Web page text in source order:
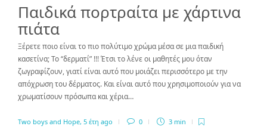
Παιδικά πορτραίτα με χάρτινα
πιάτα
Ξέρετε ποιο είναι το πιο πολύτιμο χρώμα μέσα σε μια παιδική
κασετίνα; Το “δερματί” !!! Έτσι το λένε οι μαθητές μου όταν
ζωγραφίζουν, γιατί είναι αυτό που μοιάζει περισσότερο με την
απόχρωση του δέρματος. Και είναι αυτό που χρησιμοποιούν για να
χρωματίσουν πρόσωπα και χέρια…
Two boys and Hope, 5 έτη ago 0 3 min